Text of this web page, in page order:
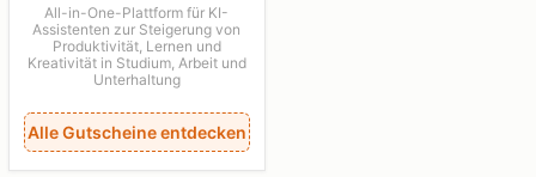
All-in-One-Plattform für KI-
Assistenten zur Steigerung von
Produktivität, Lernen und
Kreativität in Studium, Arbeit und
Unterhaltung
Alle Gutscheine entdecken